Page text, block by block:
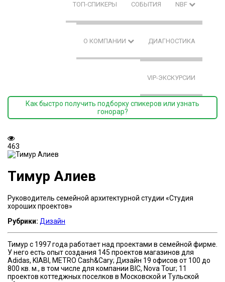
ТОП-СПИКЕРЫ СОБЫТИЯ NBF
О КОМПАНИИ ДИАГНОСТИКА
VIP-ЭКСКУРСИИ
Как быстро получить подборку спикеров или узнать
гонорар?
463
Тимур Алиев
Руководитель семейной архитектурной студии «Студия
хороших проектов»
Рубрики: Дизайн
Тимур с 1997 года работает над проектами в семейной фирме.
У него есть опыт создания 145 проектов магазинов для
Adidas, KIABI, METRO Cash&Cary; Дизайн 19 офисов от 100 до
800 кв. м., в том числе для компании BIC, Nova Tour; 11
проектов коттеджных поселков в Московской и Тульской